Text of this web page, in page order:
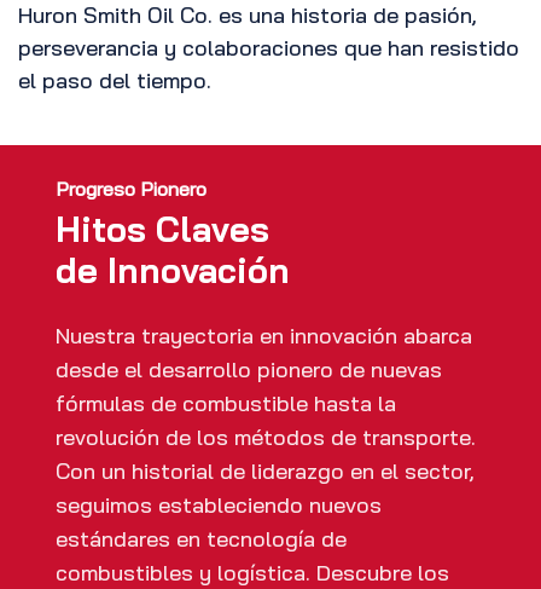
Huron Smith Oil Co. es una historia de pasión,
perseverancia y colaboraciones que han resistido
el paso del tiempo.
Progreso Pionero
Hitos Claves
de Innovación
Nuestra trayectoria en innovación abarca
desde el desarrollo pionero de nuevas
fórmulas de combustible hasta la
revolución de los métodos de transporte.
Con un historial de liderazgo en el sector,
seguimos estableciendo nuevos
estándares en tecnología de
combustibles y logística. Descubre los